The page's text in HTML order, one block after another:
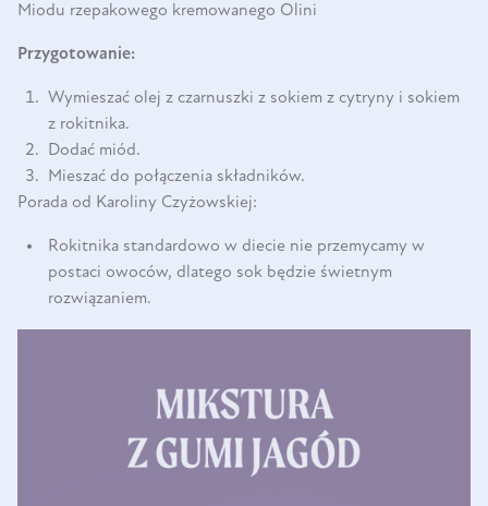
Miodu rzepakowego kremowanego Olini
Przygotowanie:
Wymieszać olej z czarnuszki z sokiem z cytryny i sokiem
z rokitnika.
Dodać miód.
Mieszać do połączenia składników.
Porada od Karoliny Czyżowskiej:
Rokitnika standardowo w diecie nie przemycamy w
postaci owoców, dlatego sok będzie świetnym
rozwiązaniem.